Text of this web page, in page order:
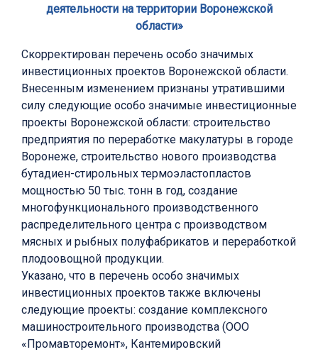
деятельности на территории Воронежской
области»
Скорректирован перечень особо значимых
инвестиционных проектов Воронежской области.
Внесенным изменением признаны утратившими
силу следующие особо значимые инвестиционные
проекты Воронежской области: строительство
предприятия по переработке макулатуры в городе
Воронеже, строительство нового производства
бутадиен-стирольных термоэластопластов
мощностью 50 тыс. тонн в год, создание
многофункционального производственного
распределительного центра с производством
мясных и рыбных полуфабрикатов и переработкой
плодоовощной продукции.
Указано, что в перечень особо значимых
инвестиционных проектов также включены
следующие проекты: создание комплексного
машиностроительного производства (ООО
«Промавторемонт», Кантемировский